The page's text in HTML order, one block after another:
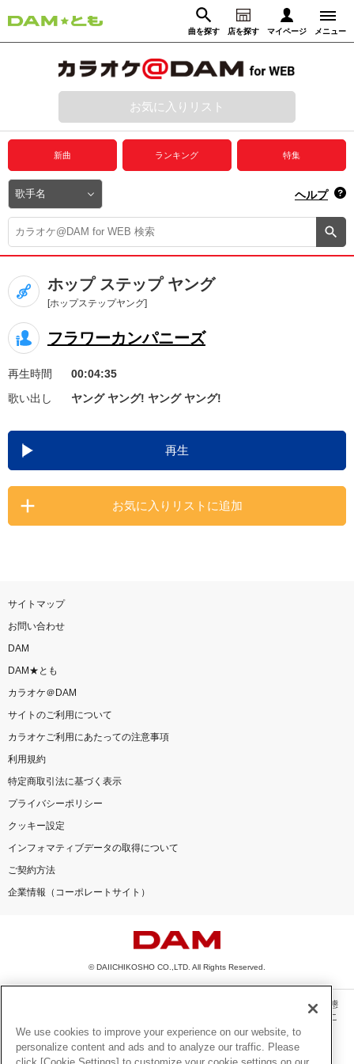
曲を探す 店を探す マイページ メニュー
動画からさがす 録音からさがす
ログイン
プレミアムサービス
DAM★とも動画
DAM★とも録音
カラオケ＠DAM
ユーザー検索
キャンペーン
お知らせ よくあるご質問
DAMの新曲・ランキングなど
カラオケ最新情報をチェック！
お気に入りリスト
新曲 ランキング 特集
ヘルプ
ホップ ステップ ヤング
[ホップステップヤング]
フラワーカンパニーズ
再生時間
00:04:35
歌い出し
ヤング ヤング! ヤング ヤング!
再生
お気に入りリストに追加
サイトマップ
お問い合わせ
DAM
DAM★とも
カラオケ＠DAM
サイトのご利用について
カラオケご利用にあたっての注意事項
利用規約
特定商取引法に基づく表示
プライバシーポリシー
クッキー設定
インフォマティブデータの取得について
ご契約方法
企業情報（コーポレートサイト）
© DAIICHIKOSHO CO.,LTD. All Rights Reserved.
このサイトに掲載されている一切の文章・画像・写真・動画・音声等を、手段や形態
を問わず、著作権法の定める範囲を超えて無断で複製、転載、ファイル化などするこ
とを禁じます。
楽曲及びコンテンツは、機種によりご利用いただけない場合があります。
We use cookies to improve your experience on our website, to
personalize content and ads and to analyze our traffic. Please